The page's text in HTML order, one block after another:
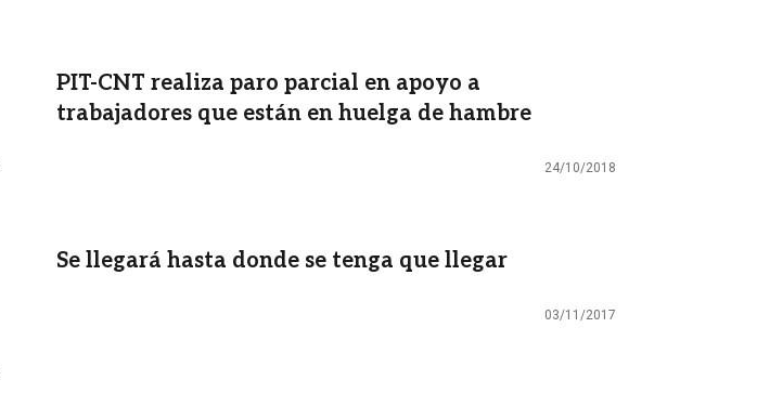
PIT-CNT realiza paro parcial en apoyo a
trabajadores que están en huelga de hambre
24/10/2018
Se llegará hasta donde se tenga que llegar
03/11/2017